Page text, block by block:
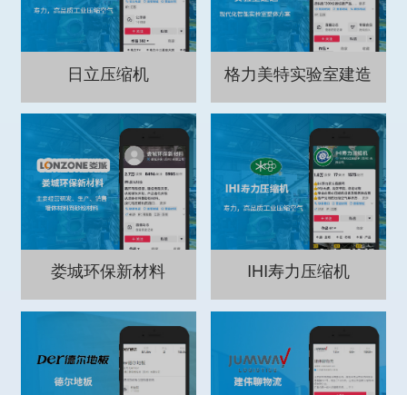
日立压缩机 格力美特实验室建造
娄城环保新材料 IHI寿力压缩机